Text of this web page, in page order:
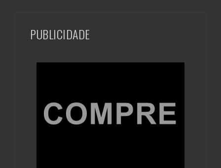
PUBLICIDADE